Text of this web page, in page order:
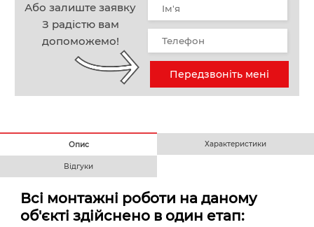
Або залиште заявку
З радістю вам
допоможемо!
Передзвоніть мені
Опис Характеристики
Відгуки
Всі монтажні роботи на даному
об'єкті здійснено в один етап: